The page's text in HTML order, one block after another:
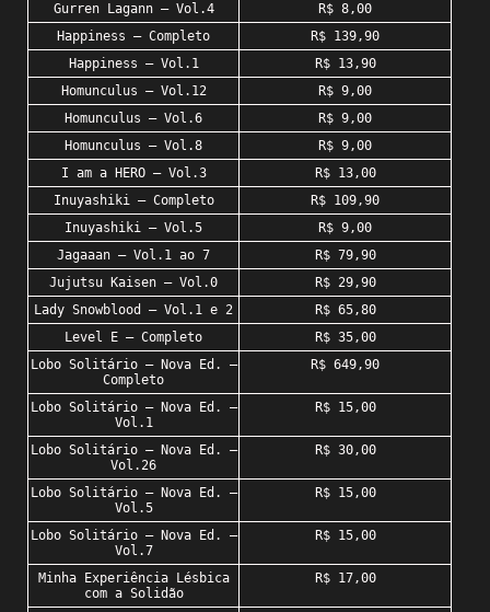
Gurren Lagann – Vol.4
R$ 8,00
Happiness – Completo
R$ 139,90
Happiness – Vol.1
R$ 13,90
Homunculus – Vol.12
R$ 9,00
Homunculus – Vol.6
R$ 9,00
Homunculus – Vol.8
R$ 9,00
I am a HERO – Vol.3
R$ 13,00
Inuyashiki – Completo
R$ 109,90
Inuyashiki – Vol.5
R$ 9,00
Jagaaan – Vol.1 ao 7
R$ 79,90
Jujutsu Kaisen – Vol.0
R$ 29,90
Lady Snowblood – Vol.1 e 2
R$ 65,80
Level E – Completo
R$ 35,00
Lobo Solitário – Nova Ed. –
Completo
R$ 649,90
Lobo Solitário – Nova Ed. –
Vol.1
R$ 15,00
Lobo Solitário – Nova Ed. –
Vol.26
R$ 30,00
Lobo Solitário – Nova Ed. –
Vol.5
R$ 15,00
Lobo Solitário – Nova Ed. –
Vol.7
R$ 15,00
Minha Experiência Lésbica
com a Solidão
R$ 17,00